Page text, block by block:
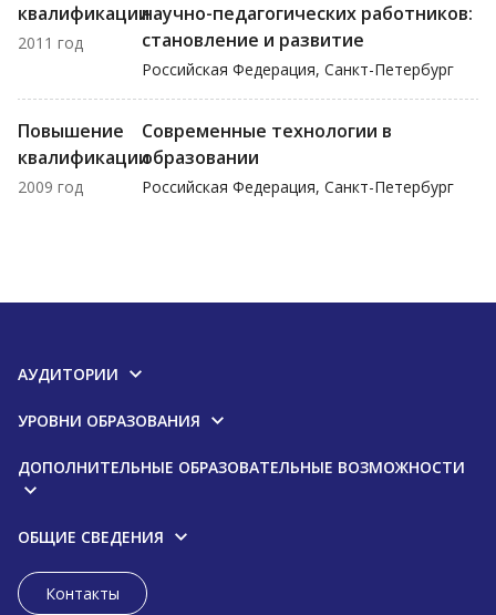
квалификации
2011 год
научно-педагогических работников:
становление и развитие
Российская Федерация, Санкт-Петербург
Повышение
квалификации
2009 год
Современные технологии в
образовании
Российская Федерация, Санкт-Петербург
АУДИТОРИИ
УРОВНИ ОБРАЗОВАНИЯ
ДОПОЛНИТЕЛЬНЫЕ ОБРАЗОВАТЕЛЬНЫЕ ВОЗМОЖНОСТИ
ОБЩИЕ СВЕДЕНИЯ
Контакты